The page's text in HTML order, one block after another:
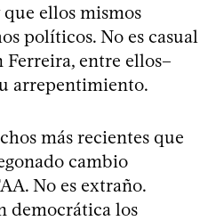
ellos mismos
políticos. No es casual
entre ellos–
arrepentimiento.
más recientes que
cambio
No es extraño.
democrática los